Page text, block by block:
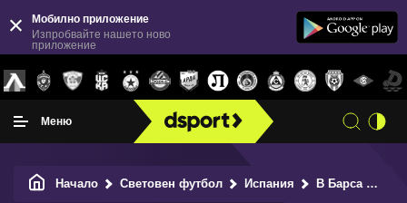
Мобилно приложение
Изпробвайте нашето ново
приложение
Меню
Начало Световен футбол Испания В Барса не се притесняват, че ще изпуснат Тер Стеген